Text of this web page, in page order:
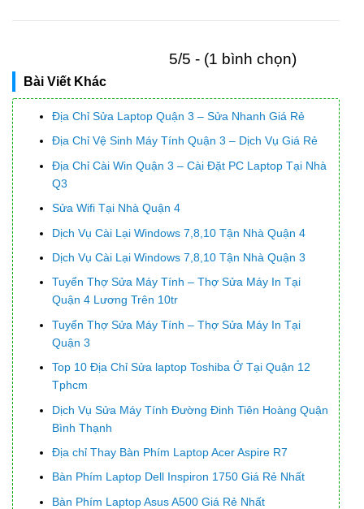
5/5 - (1 bình chọn)
Bài Viết Khác
Địa Chỉ Sửa Laptop Quận 3 – Sửa Nhanh Giá Rẻ
Địa Chỉ Vệ Sinh Máy Tính Quận 3 – Dịch Vụ Giá Rẻ
Địa Chỉ Cài Win Quận 3 – Cài Đặt PC Laptop Tại Nhà
Q3
Sửa Wifi Tại Nhà Quận 4
Dịch Vụ Cài Lại Windows 7,8,10 Tận Nhà Quận 4
Dịch Vụ Cài Lại Windows 7,8,10 Tận Nhà Quận 3
Tuyển Thợ Sửa Máy Tính – Thợ Sửa Máy In Tại
Quận 4 Lương Trên 10tr
Tuyển Thợ Sửa Máy Tính – Thợ Sửa Máy In Tại
Quận 3
Top 10 Địa Chỉ Sửa laptop Toshiba Ở Tại Quận 12
Tphcm
Dịch Vụ Sửa Máy Tính Đường Đinh Tiên Hoàng Quận
Bình Thạnh
Địa chỉ Thay Bàn Phím Laptop Acer Aspire R7
Bàn Phím Laptop Dell Inspiron 1750 Giá Rẻ Nhất
Bàn Phím Laptop Asus A500 Giá Rẻ Nhất